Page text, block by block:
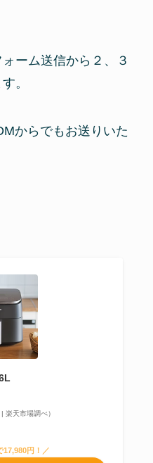
ーム送信から２、３
。
からでもお送りいた
楽天市場調べ）
17,980円！／